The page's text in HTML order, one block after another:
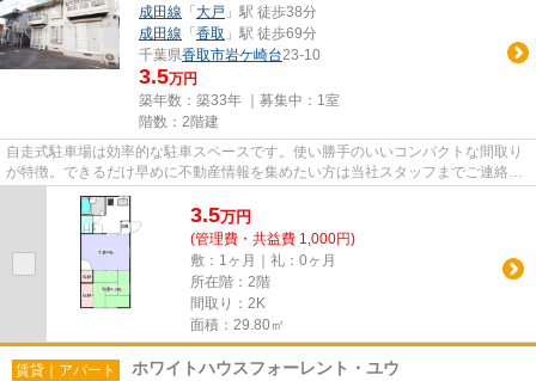
成田線 「 大戸 」駅 徒歩38分
成田線 「 香取 」駅 徒歩69分
千葉県香取市岩ケ崎台23-10
3.5万円
築年数：築33年 ｜募集中： 1室
階数：2階建
自走式駐車場は効率的な駐車スペースです。使い勝手のいいコンパクトな間取り
が特徴。できるだけ早めに不動産情報を集めたい方は当社スタッフまでご連絡く
ださい。地域の不動産情報を...
3.5万円
(管理費・共益費 1,000円)
敷：1ヶ月｜礼：0ヶ月
所在階：2階
間取り：2K
面積：29.80㎡
賃貸｜アパート ホワイトハウスフォーレント・ユウ